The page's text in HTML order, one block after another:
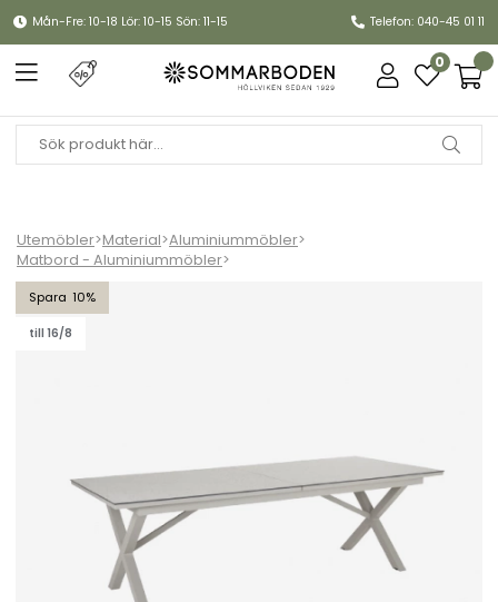
Mån-Fre: 10-18 Lör: 10-15 Sön: 11-15 Telefon: 040-45 01 11
0
Utemöbler>Material>Aluminiummöbler>
Matbord - Aluminiummöbler>
10
till 16/8
Hillmond bord förlängningsbart 238-297x100 H73 cm - khaki/